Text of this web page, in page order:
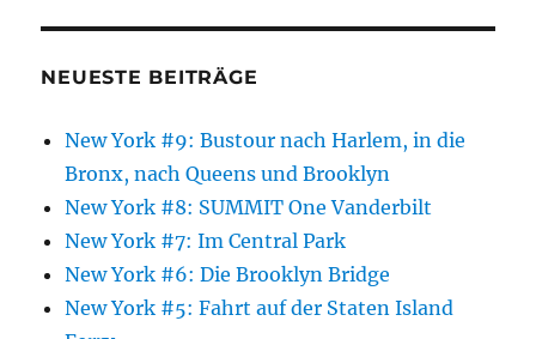
NEUESTE BEITRÄGE
New York #9: Bustour nach Harlem, in die
Bronx, nach Queens und Brooklyn
New York #8: SUMMIT One Vanderbilt
New York #7: Im Central Park
New York #6: Die Brooklyn Bridge
New York #5: Fahrt auf der Staten Island